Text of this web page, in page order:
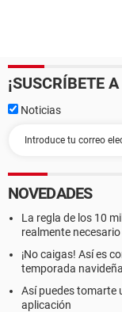
¡SUSCRÍBETE
Noticias
NOVEDADES
La regla de los 10
realmente
¡No caigas! Así es
temporada navideña
Así puedes tomarte
aplicación